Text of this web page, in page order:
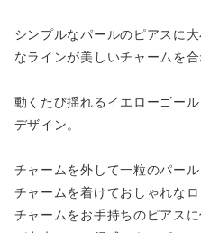
シンプルなパールのピアスに
なラインが美しいチャームを
動くたび揺れるイエローゴー
デザイン。
チャームを外して一粒のパー
チャームを着けておしゃれな
チャームをお手持ちのピアス